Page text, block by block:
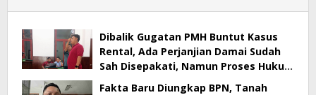
Dibalik Gugatan PMH Buntut Kasus
Rental, Ada Perjanjian Damai Sudah
Sah Disepakati, Namun Proses Hukum
Berlanjut
Fakta Baru Diungkap BPN, Tanah